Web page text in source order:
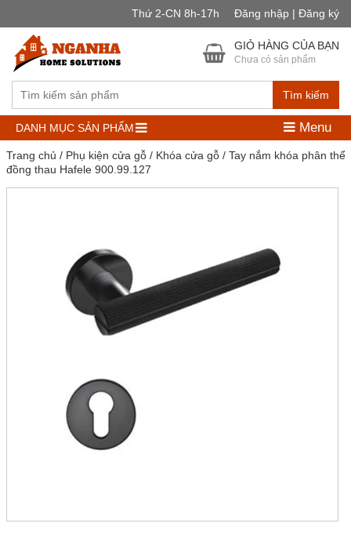
Thứ 2-CN 8h-17h Đăng nhập | Đăng ký
Tìm kiếm
GIỎ HÀNG CỦA BẠN
Chưa có sản phẩm
DANH MỤC SẢN PHẨM Menu
Trang chủ / Phụ kiện cửa gỗ/ Khóa cửa gỗ/ Tay nắm khóa phân thể
đồng thau Hafele 900.99.127